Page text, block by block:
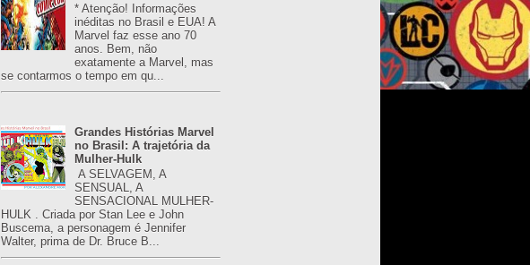
* Atenção! Informações
inéditas no Brasil e EUA! A
Marvel faz esse ano 70
anos. Bem, não
exatamente a Marvel, mas
se contarmos o tempo em qu...
Grandes Histórias Marvel
no Brasil: A trajetória da
Mulher-Hulk
A SELVAGEM, A
SENSUAL, A
SENSACIONAL MULHER-
HULK . Criada por Stan Lee e John
Buscema, a personagem é Jennifer
Walter, prima de Dr. Bruce B...